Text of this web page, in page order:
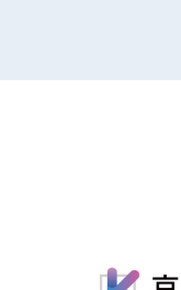
事法務に詳しい専門家にご相談く
会社では、最新の法
打ち合わせを行い、最
級者や広告制作者向
スマーケティング）といわれ、 景品表示法で
て経営を続けることはリスクが